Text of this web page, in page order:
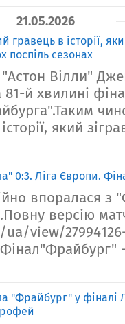
21.05.2026
в історії,
поспіль сезонах
"Астон Вілли"
й хвилині
який
0:3. Ліга Європи.
впоралася з
версію
view/
"Фрайбург" у фіналі